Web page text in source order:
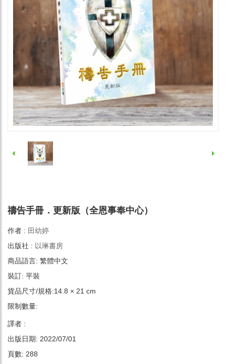
禱告手冊．更新版（全恩事奉中心）
作者 : 田幼婷
出版社 : 以琳書房
商品語言: 繁體中文
裝訂: 平裝
貨品尺寸/規格:14.8 × 21 cm
限制數量:
譯者 :
出版日期: 2022/07/01
頁數: 288